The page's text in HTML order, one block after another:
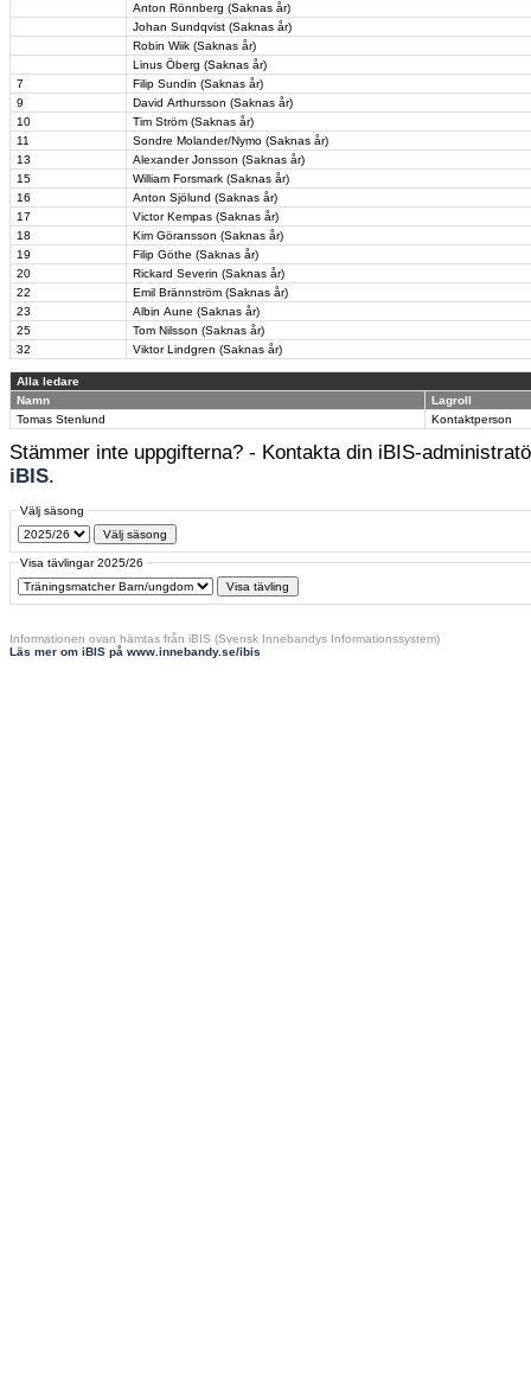
Anton Rönnberg (Saknas år)
Johan Sundqvist (Saknas år)
Robin Wiik (Saknas år)
Linus Öberg (Saknas år)
7
Filip Sundin (Saknas år)
9
David Arthursson (Saknas år)
10
Tim Ström (Saknas år)
11
Sondre Molander/Nymo (Saknas år)
13
Alexander Jonsson (Saknas år)
15
William Forsmark (Saknas år)
16
Anton Sjölund (Saknas år)
17
Victor Kempas (Saknas år)
18
Kim Göransson (Saknas år)
19
Filip Göthe (Saknas år)
20
Rickard Severin (Saknas år)
22
Emil Brännström (Saknas år)
23
Albin Aune (Saknas år)
25
Tom Nilsson (Saknas år)
32
Viktor Lindgren (Saknas år)
Alla ledare
Namn
Lagroll
Tomas Stenlund
Kontaktperson
Stämmer inte uppgifterna? - Kontakta din iBIS-
iBIS.
Välj säsong
Visa tävlingar 2025/26
Informationen ovan hämtas från iBIS (Svensk Innebandys Informationssystem)
Läs mer om iBIS på www.innebandy.se/ibis